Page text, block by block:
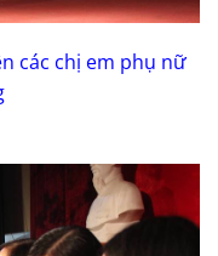
các chị em phụ nữ